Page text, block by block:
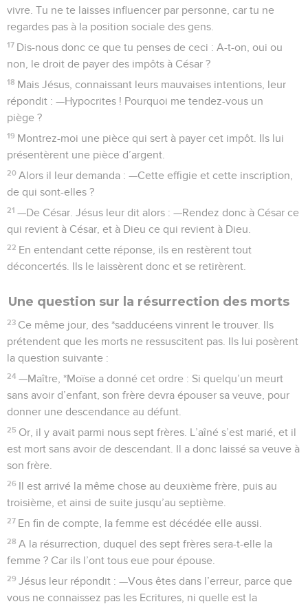
vivre. Tu ne te laisses influencer par personne, car tu ne
regardes pas à la position sociale des gens.
17 Dis-nous donc ce que tu penses de ceci : A-t-on, oui ou
non, le droit de payer des impôts à César ?
18 Mais Jésus, connaissant leurs mauvaises intentions, leur
répondit : —Hypocrites ! Pourquoi me tendez-vous un
piège ?
19 Montrez-moi une pièce qui sert à payer cet impôt. Ils lui
présentèrent une pièce d’argent.
20 Alors il leur demanda : —Cette effigie et cette inscription,
de qui sont-elles ?
21 —De César. Jésus leur dit alors : —Rendez donc à César ce
qui revient à César, et à Dieu ce qui revient à Dieu.
22 En entendant cette réponse, ils en restèrent tout
déconcertés. Ils le laissèrent donc et se retirèrent.
Une question sur la résurrection des morts
23 Ce même jour, des *sadducéens vinrent le trouver. Ils
prétendent que les morts ne ressuscitent pas. Ils lui posèrent
la question suivante :
24 —Maître, *Moïse a donné cet ordre : Si quelqu’un meurt
sans avoir d’enfant, son frère devra épouser sa veuve, pour
donner une descendance au défunt.
25 Or, il y avait parmi nous sept frères. L’aîné s’est marié, et il
est mort sans avoir de descendant. Il a donc laissé sa veuve à
son frère.
26 Il est arrivé la même chose au deuxième frère, puis au
troisième, et ainsi de suite jusqu’au septième.
27 En fin de compte, la femme est décédée elle aussi.
28 A la résurrection, duquel des sept frères sera-t-elle la
femme ? Car ils l’ont tous eue pour épouse.
29 Jésus leur répondit : —Vous êtes dans l’erreur, parce que
vous ne connaissez pas les Ecritures, ni quelle est la